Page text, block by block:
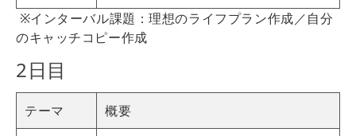
※インターバル課題：理想のライフプラン作成／自分
のキャッチコピー作成
2日目
テーマ 概要